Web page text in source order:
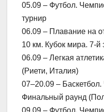
05.09 – Футбол.
турнир
06.09 – Плавание на
10 км. Кубок мира. 7-
06.09 – Легкая
(Риети, Италия)
07–20.09 –
Финальный раунд